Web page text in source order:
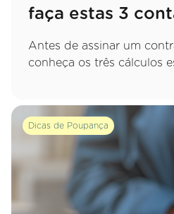
faça estas 3
Antes de assinar um
conheça os três cálculos
Dicas de Poupança